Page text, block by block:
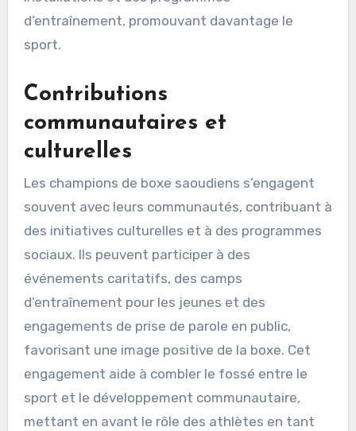
d’entraînement, promouvant davantage le
sport.
Contributions
communautaires et
culturelles
Les champions de boxe saoudiens s’engagent
souvent avec leurs communautés, contribuant à
des initiatives culturelles et à des programmes
sociaux. Ils peuvent participer à des
événements caritatifs, des camps
d’entraînement pour les jeunes et des
engagements de prise de parole en public,
favorisant une image positive de la boxe. Cet
engagement aide à combler le fossé entre le
sport et le développement communautaire,
mettant en avant le rôle des athlètes en tant